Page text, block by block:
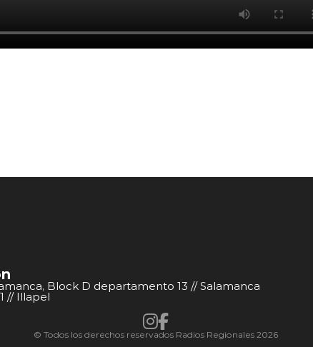
Block D departamento 13 // Salamanca
// Illapel
© Todos los derechos reservados Radios Regionales 2026